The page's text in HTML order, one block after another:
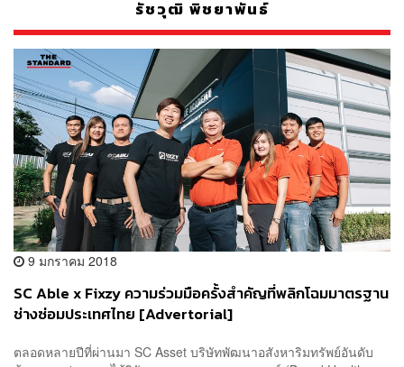
รัชวุฒิ พิชยาพันธ์
9 มกราคม 2018
SC Able x Fixzy ความร่วมมือครั้งสำคัญที่พลิกโฉมมาตรฐาน
ช่างซ่อมประเทศไทย [Advertorial]
ตลอดหลายปีที่ผ่านมา SC Asset บริษัทพัฒนาอสังหาริมทรัพย์อันดับ